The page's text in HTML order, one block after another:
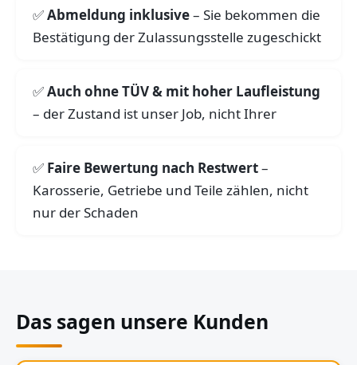
Abmeldung inklusive– Sie bekommen die
Bestätigung der Zulassungsstelle zugeschickt
Auch ohne TÜV & mit hoher Laufleistung
– der Zustand ist unser Job, nicht Ihrer
Faire Bewertung nach Restwert–
Karosserie, Getriebe und Teile zählen, nicht
nur der Schaden
Das sagen unsere Kunden